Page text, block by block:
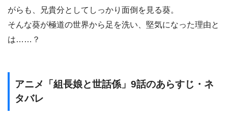
がらも、兄貴分としてしっかり面倒を見る葵。
そんな葵が極道の世界から足を洗い、堅気になった理由と
は……？
アニメ「組長娘と世話係」9話のあらすじ・ネ
タバレ